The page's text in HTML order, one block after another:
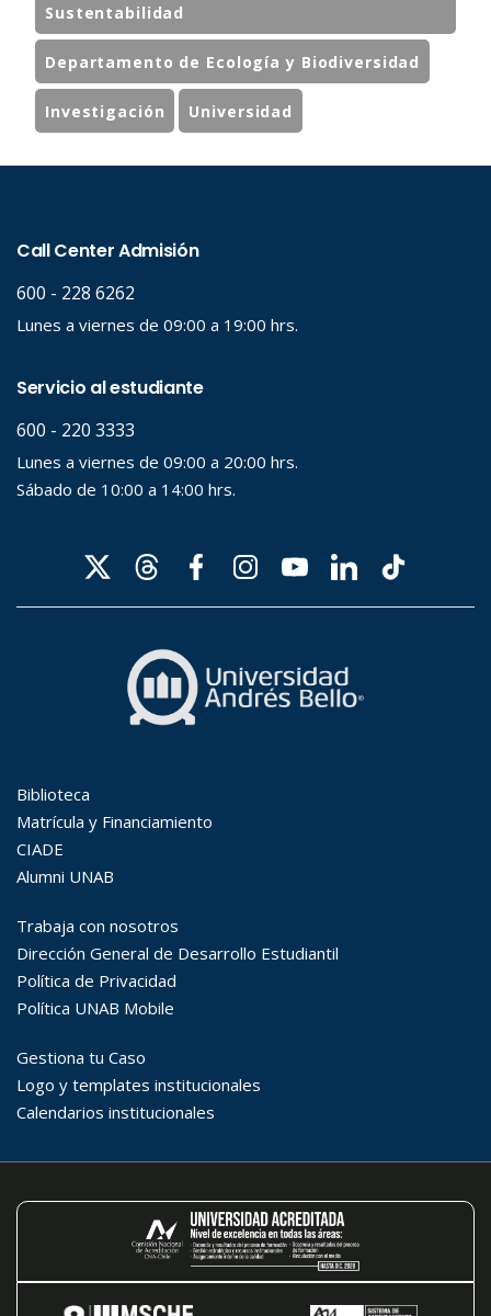
Sustentabilidad
Departamento de Ecología y Biodiversidad
Investigación Universidad